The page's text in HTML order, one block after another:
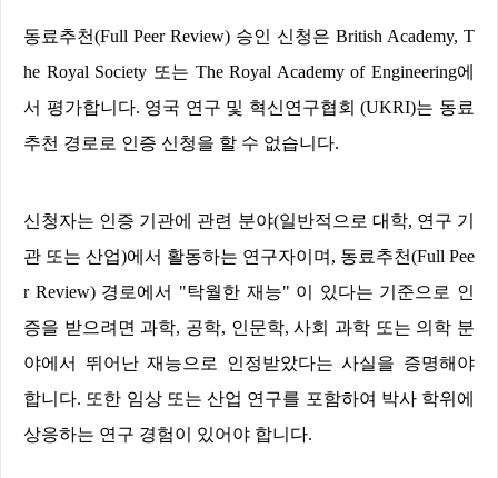
동료추천(Full Peer Review) 승인 신청은 British Academy, T
he Royal Society 또는 The Royal Academy of Engineering에
서 평가합니다. 영국 연구 및 혁신연구협회(UKRI)는 동료
추천 경로로 인증 신청을 할 수 없습니다.
신청자는 인증 기관에 관련 분야(일반적으로 대학, 연구 기
관 또는 산업)에서 활동하는 연구자이며 , 동료추천(Full Pee
r Review) 경로에서 "탁월한 재능" 이 있다는 기준으로 인
증을 받으려면 과학, 공학, 인문학,사회 과학 또는 의학 분
야에서 뛰어난 재능으로 인정받았다는 사실을 증명해야
합니다. 또한 임상 또는 산업 연구를 포함하여 박사 학위에
상응하는 연구 경험이 있어야 합니다.